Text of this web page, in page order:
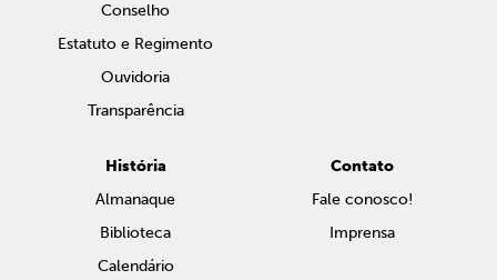
Conselho
Estatuto e Regimento
Ouvidoria
Transparência
História
Almanaque
Biblioteca
Calendário
Contato
Fale conosco!
Imprensa